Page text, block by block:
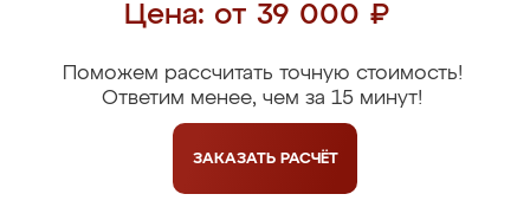
Цена: от 39 000 ₽
Поможем рассчитать точную стоимость!
Ответим менее, чем за 15 минут!
ЗАКАЗАТЬ РАСЧЁТ